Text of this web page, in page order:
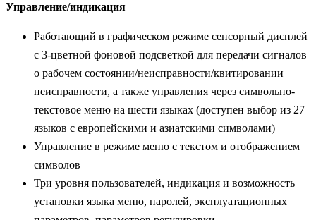
Управление/индикация
Работающий в графическом режиме сенсорный дисплей
с 3-цветной фоновой подсветкой для передачи сигналов
о рабочем состоянии/неисправности/квитировании
неисправности, а также управления через символьно-
текстовое меню на шести языках (доступен выбор из 27
языков с европейскими и азиатскими символами)
Управление в режиме меню с текстом и отображением
символов
Три уровня пользователей, индикация и возможность
установки языка меню, паролей, эксплуатационных